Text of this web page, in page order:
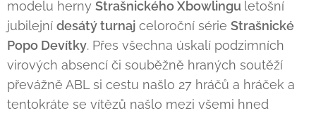
modelu herny Strašnického Xbowlingu letošní
jubilejní desátý turnaj celoroční série Strašnické
Popo Devítky. Přes všechna úskalí podzimních
virových absencí či souběžně hraných soutěží
převážně ABL si cestu našlo 27 hráčů a hráček a
tentokráte se vítězů našlo mezi všemi hned